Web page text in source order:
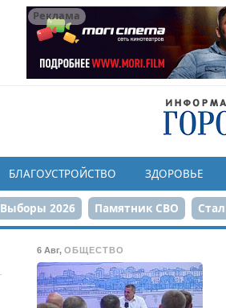
Реклама
БЛАГОУСТРОЙСТВО ЗДОРОВЬЕ
Выборы 2026 Памятник СВО
6 Авг,ОБЩЕСТВО